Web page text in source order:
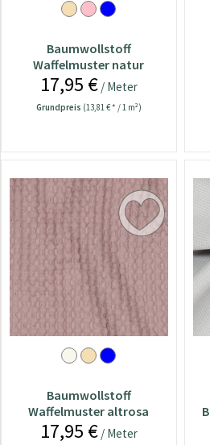
Baumwollstoff
Waffelmuster natur
17,95 €/ Meter
Grundpreis (13,81 € * / 1 m²)
Baumwollstoff
Waffelmuster altrosa
17,95 €/ Meter